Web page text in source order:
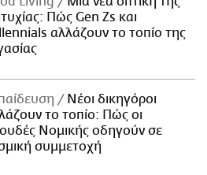
Πώς Gen Zs και
αλλάζουν το τοπίο της
Νέοι δικηγόροι
το τοπίο: Πώς οι
Νομικής οδηγούν σε
συμμετοχή